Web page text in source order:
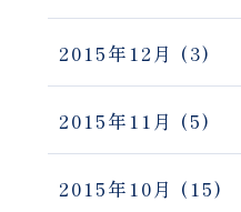
2015年12月 (3)
2015年11月 (5)
2015年10月 (15)